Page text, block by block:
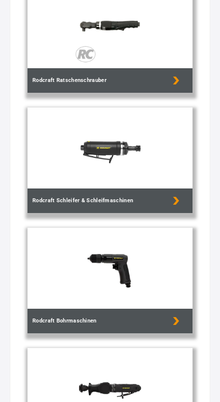
Rodcraft Ratschenschrauber
Rodcraft Schleifer & Schleifmaschinen
Rodcraft Bohrmaschinen